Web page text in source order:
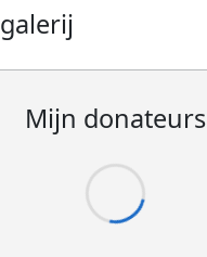
galerij
Mijn donateurs